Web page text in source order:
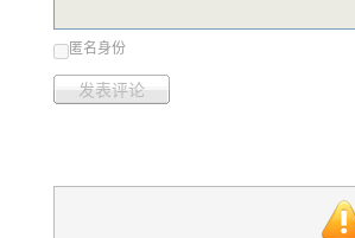
匿名身份
发表评论